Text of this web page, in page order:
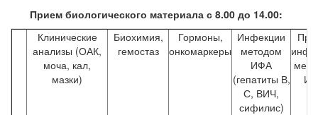
Прием биологического материала с 8.00 до 14.00:
Клинические
анализы (ОАК,
моча, кал,
мазки)
Биохимия,
гемостаз
Гормоны,
онкомаркеры
Инфекции
методом
ИФА
(гепатиты В,
С, ВИЧ,
сифилис)